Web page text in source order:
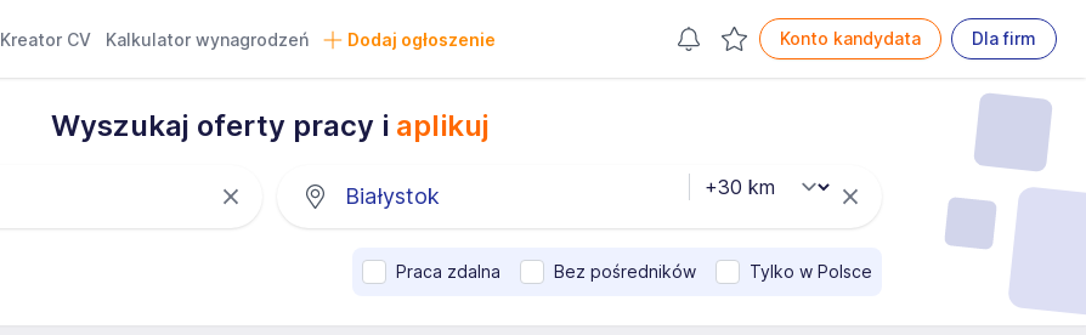
Kreator CV Kalkulator wynagrodzeń Dodaj ogłoszenie Konto kandydata Dla firm
Wyszukaj oferty pracy i aplikuj
Praca zdalna Bez pośredników Tylko w Polsce